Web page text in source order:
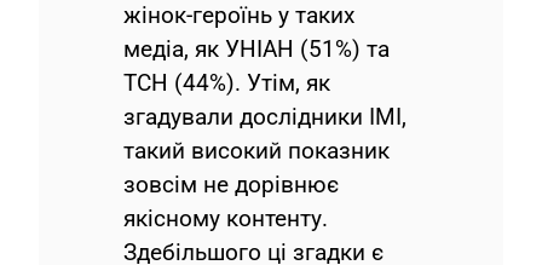
жінок-героїнь у таких
медіа, як УНІАН (51%) та
ТСН (44%). Утім, як
згадували дослідники ІМІ,
такий високий показник
зовсім не дорівнює
якісному контенту.
Здебільшого ці згадки є